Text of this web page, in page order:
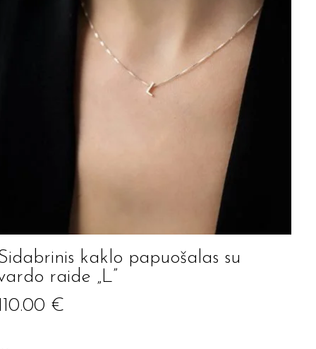
kaklo papuošalas su
raide „L”
110.00 €